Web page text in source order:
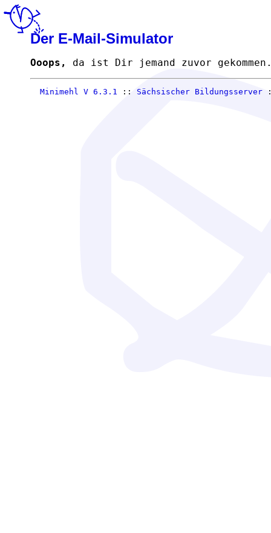
Der E-Mail-Simulator
Ooops, da ist Dir jemand zuvor
Minimehl V 6.3.1 :: Sächsischer Bildungsserver